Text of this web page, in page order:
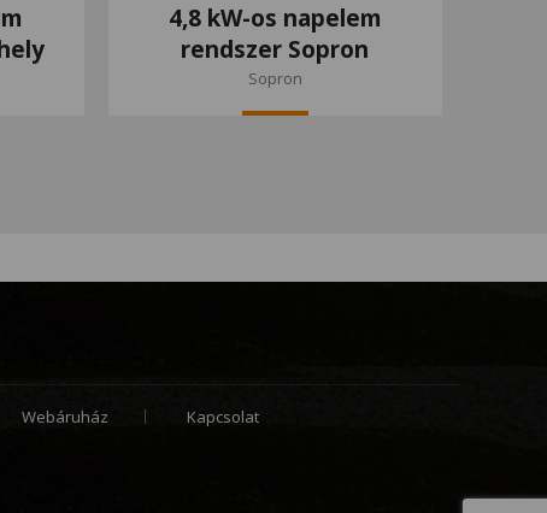
4,8 kW-os napelem
rendszer Sopron
Sopron
Webáruház Kapcsolat